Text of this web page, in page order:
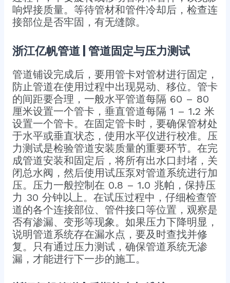
响焊接质量。等待管材和管件冷却后，检查连
接部位是否牢固，有无缝隙。​
浙江亿帆管道 | 管道固定与压力测试
管道铺设完成后，要用管卡对管材进行固定，
防止管道在使用过程中出现晃动、移位。管卡
的间距要合理，一般水平管道每隔 60 – 80
厘米设置一个管卡，垂直管道每隔 1 – 1.2 米
设置一个管卡。在固定管卡时，要确保管材处
于水平或垂直状态，使用水平仪进行校准。​压
力测试是检验管道安装质量的重要环节。在完
成管道安装和固定后，将所有出水口封堵，关
闭总水阀，然后使用试压泵对管道系统进行加
压。压力一般控制在 0.8 – 1.0 兆帕，保持压
力 30 分钟以上。在试压过程中，仔细检查管
道的各个连接部位、管件接口等位置，观察是
否有渗漏、变形等现象。如果压力下降明显，
说明管道系统存在漏水点，要及时查找并修
复。只有通过压力测试，确保管道系统无渗
漏，才能进行下一步的施工。​